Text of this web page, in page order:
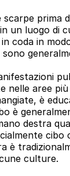
scarpe prima
un luogo di
coda in
sono
nelle aree
è
è
destra
cibo
è
culture.